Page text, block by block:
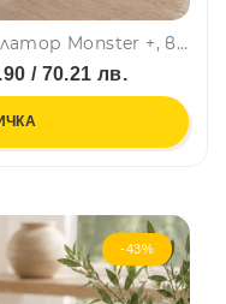
Стилен безлопатков вентилатор Monster +, висок 100 см, с въртене до 80 градуса и 3 режима, таймер, дистанционно, HF801
/ 70.21 лв.
-43%